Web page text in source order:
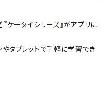
ータイシリーズ』がアプリに
タブレットで手軽に学習でき